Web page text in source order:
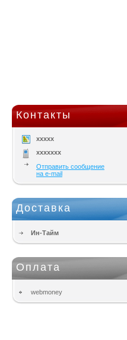
Контакты
xxxxx
xxxxxxx
Отправить сообщение
на e-mail
Доставка
Ин-Тайм
Оплата
webmoney